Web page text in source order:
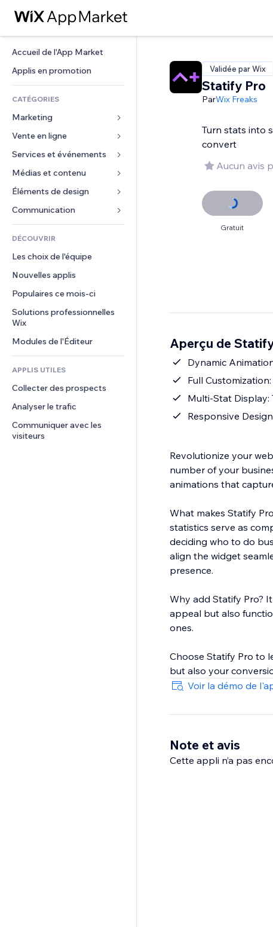
Accueil de l'App Market
Applis en promotion
CATÉGORIES
Marketing
Publicités
Mobile
Données analytiques
Réseaux sociaux
Classement de sites
E-mail
Vente en ligne
Applis pour les boutiques
Expédition et livraison
Boutons Vente
Comptabilité
Coupons et fidélisation
Solutions d'entreposage
Financement participatif
Alimentation et boissons
Services et événements
Hôtels
Événements
Restaurants
Immobilier
Réservations
Médias et contenu
Galerie
Musique
Podcasts
Photographie
Vidéo
PDF
Partage de fichiers
Actualités
Services de contenu
Effets de texte
Éléments de design
Cartes et navigation
Confidentialité
Horloge
Modèles de pages
Effets sur images
Boutons et menus
Bannières et badges
Calculateurs
Rechercher
Formulaires
Sondages
Chat
Commentaires
Téléphone
Communauté
Avis et commentaires
DÉCOUVRIR
Les choix de l'équipe
Nouvelles applis
Populaires ce mois‑ci
Solutions professionnelles
Wix
Modules de l'Éditeur
APPLIS UTILES
Collecter des prospects
Analyser le trafic
Communiquer avec les
visiteurs
Validée par Wix
Statify Pro
ParWix Freaks
Turn stats into
convert
Aucun avis
Gratuit
Aperçu de
Dynamic
Full
Multi-Stat Display:
Responsive
Revolutionize your
number of your
animations that
What makes Statify
statistics serve as
deciding who to do
align the widget
presence.
Why add Statify Pro?
appeal but also
ones.
Choose Statify Pro to
but also your
Voir la démo de
Note et avis
Cette appli n’a pas